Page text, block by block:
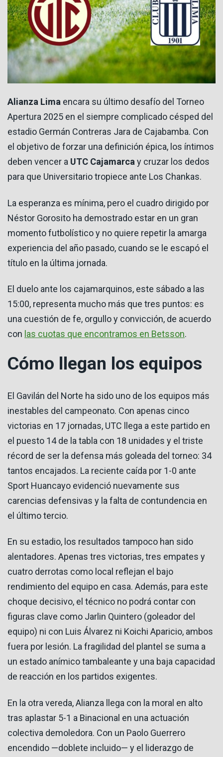
Alianza Lima encara su último desafío del Torneo
Apertura 2025 en el siempre complicado césped del
estadio Germán Contreras Jara de Cajabamba. Con
el objetivo de forzar una definición épica, los íntimos
deben vencer a UTC Cajamarca y cruzar los dedos
para que Universitario tropiece ante Los Chankas.
La esperanza es mínima, pero el cuadro dirigido por
Néstor Gorosito ha demostrado estar en un gran
momento futbolístico y no quiere repetir la amarga
experiencia del año pasado, cuando se le escapó el
título en la última jornada.
El duelo ante los cajamarquinos, este sábado a las
15:00, representa mucho más que tres puntos: es
una cuestión de fe, orgullo y convicción, de acuerdo
con las cuotas que encontramos en Betsson.
Cómo llegan los equipos
El Gavilán del Norte ha sido uno de los equipos más
inestables del campeonato. Con apenas cinco
victorias en 17 jornadas, UTC llega a este partido en
el puesto 14 de la tabla con 18 unidades y el triste
récord de ser la defensa más goleada del torneo: 34
tantos encajados. La reciente caída por 1-0 ante
Sport Huancayo evidenció nuevamente sus
carencias defensivas y la falta de contundencia en
el último tercio.
En su estadio, los resultados tampoco han sido
alentadores. Apenas tres victorias, tres empates y
cuatro derrotas como local reflejan el bajo
rendimiento del equipo en casa. Además, para este
choque decisivo, el técnico no podrá contar con
figuras clave como Jarlin Quintero (goleador del
equipo) ni con Luis Álvarez ni Koichi Aparicio, ambos
fuera por lesión. La fragilidad del plantel se suma a
un estado anímico tambaleante y una baja capacidad
de reacción en los partidos exigentes.
En la otra vereda, Alianza llega con la moral en alto
tras aplastar 5-1 a Binacional en una actuación
colectiva demoledora. Con un Paolo Guerrero
encendido —doblete incluido— y el liderazgo de